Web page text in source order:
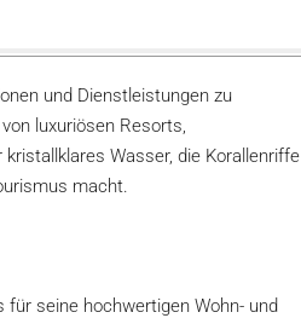
und Dienstleistungen zu
luxuriösen Resorts,
Wasser, die Korallenriffe
macht.
seine hochwertigen Wohn- und